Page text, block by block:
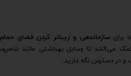
برایسازماندهی و زیباتر کردن فضای حمام
می‌کنند تا وسایل بهداشتی مانند شامپو،
و در دسترس نگه دارید.